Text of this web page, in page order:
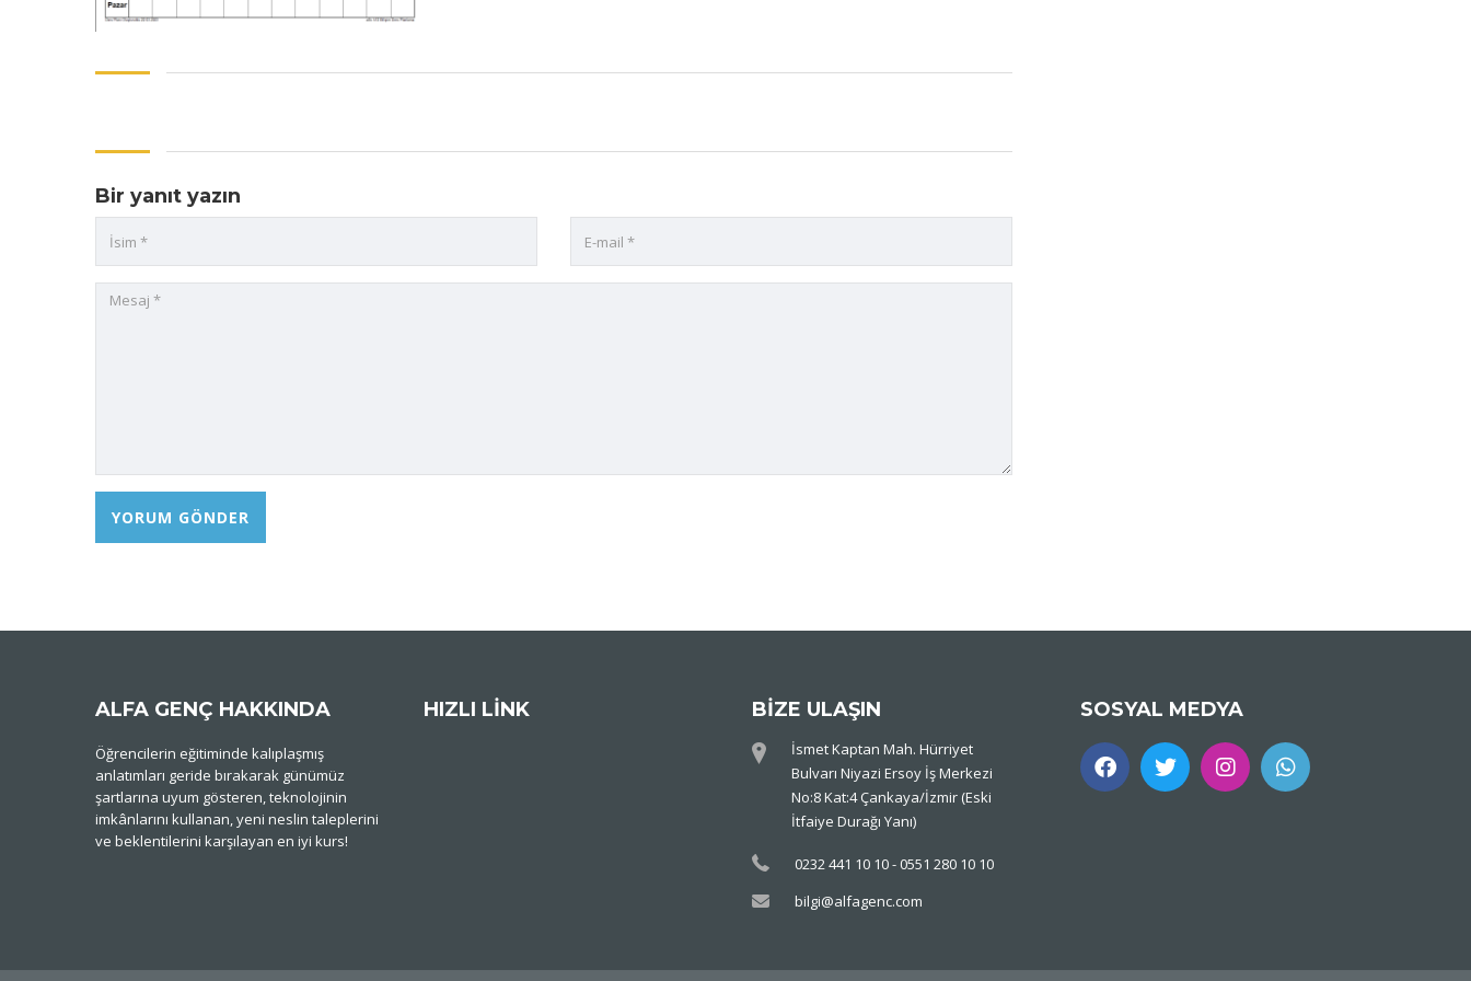
Bir yanıt yazın
ALFA GENÇ HAKKINDA
Öğrencilerin eğitiminde kalıplaşmış
anlatımları geride bırakarak günümüz
şartlarına uyum gösteren, teknolojinin
imkânlarını kullanan, yeni neslin taleplerini
ve beklentilerini karşılayan en iyi kurs!
HIZLI LİNK BİZE ULAŞIN
İsmet Kaptan Mah. Hürriyet
Bulvarı Niyazi Ersoy İş Merkezi
No:8 Kat:4 Çankaya/İzmir (Eski
İtfaiye Durağı Yanı)
0232 441 10 10 - 0551 280 10 10
bilgi@alfagenc.com
SOSYAL MEDYA